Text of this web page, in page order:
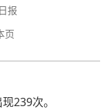
报
页
239次。